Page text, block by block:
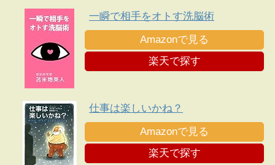
一瞬で相手をオトす洗脳術
Amazonで見る
楽天で探す
仕事は楽しいかね？
Amazonで見る
楽天で探す